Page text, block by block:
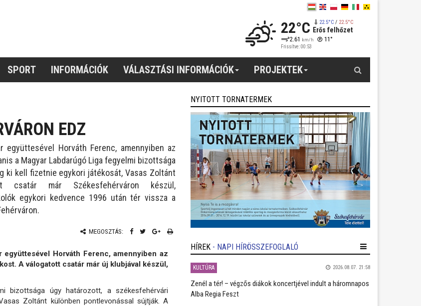
22°C 22.5°C/ 22.5°C
Erős felhőzet
2.61 km/h 11°
Frissítve: 00:53
SPORT INFORMÁCIÓK VÁLASZTÁSI INFORMÁCIÓK PROJEKTEK
EDZ
Horváth Ferenc, amennyiben az
a Magyar Labdarúgó Liga fegyelmi bizottsága
ki kell fizetnie egykori játékosát, Vasas Zoltánt
csatár már Székesfehérváron készül,
egykori kedvence 1996 után tér vissza a
MEGOSZTÁS:
Horváth Ferenc, amennyiben az
A válogatott csatár már új klubjával készül,
bizottsága úgy határozott, a székesfehérvári
Zoltánt különben pontlevonással sújtják. A
NYITOTT TORNATERMEK
HÍREK - NAPI HÍRÖSSZEFOGLALÓ
KULTÚRA 2026.08.07. 21:58
Zenél a tér! – végzős diákok koncertjével indult a háromnapos
Alba Regia Feszt